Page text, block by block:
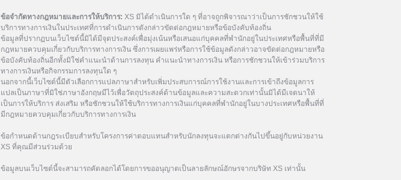
ข้อจำกัดทางกฎหมายและการให้บริการ: XS มิได้ดำเนินการใด ๆ ที่อาจถูกพิจารณาว่าเป็นการชักชวนให้ใช้
บริการทางการเงินในประเทศที่การดำเนินการดังกล่าวขัดต่อกฎหมายหรือข้อบังคับท้องถิ่น
ข้อมูลที่ปรากฏบนเว็บไซต์นี้มิได้มีจุดประสงค์เพื่อมุ่งเน้นหรือเสนอแก่บุคคลที่พำนักอยู่ในประเทศหรือพื้นที่ที่มี
กฎหมายควบคุมเกี่ยวกับบริการทางการเงิน ซึ่งการเผยแพร่หรือการใช้ข้อมูลดังกล่าวอาจขัดต่อกฎหมายหรือ
ข้อบังคับท้องถิ่นอีกทั้งมิใช่คำแนะนำด้านการลงทุน คำแนะนำทางการเงิน หรือการชักชวนให้เข้าร่วมบริการ
ทางการเงินหรือกิจกรรมการลงทุนใด ๆ
นอกจากนี้เว็บไซต์นี้มีตัวเลือกการแปลภาษาสำหรับเพิ่มประสบการณ์การใช้งานและการเข้าถึงข้อมูลการ
แปลเป็นภาษาที่มิใช่ภาษาอังกฤษมีไว้เพื่อวัตถุประสงค์ด้านข้อมูลและความสะดวกเท่านั้นมิได้มีเจตนาให้
เป็นการให้บริการ ส่งเสริม หรือชักชวนให้ใช้บริการทางการเงินแก่บุคคลที่พำนักอยู่ในบางประเทศหรือพื้นที่ที่
มีกฎหมายควบคุมเกี่ยวกับบริการทางการเงิน
ข้อกำหนดด้านกฎระเบียบสำหรับโครงการค่าตอบแทนสำหรับนักลงทุนจะแตกต่างกันไปขึ้นอยู่กับหน่วยงาน
XS ที่คุณมีส่วนร่วมด้วย
ข้อมูลบนเว็บไซต์นี้จะสามารถคัดลอกได้โดยการขออนุญาตเป็นลายลักษณ์อักษรจากบริษัท XS เท่านั้น